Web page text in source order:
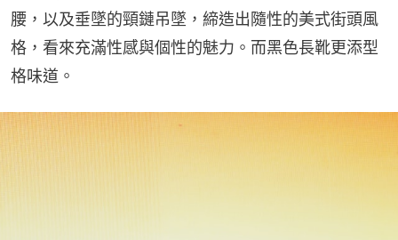
腰，以及垂墜的頸鏈吊墜，締造出隨性的美式街頭風
格，看來充滿性感與個性的魅力。而黑色長靴更添型
格味道。